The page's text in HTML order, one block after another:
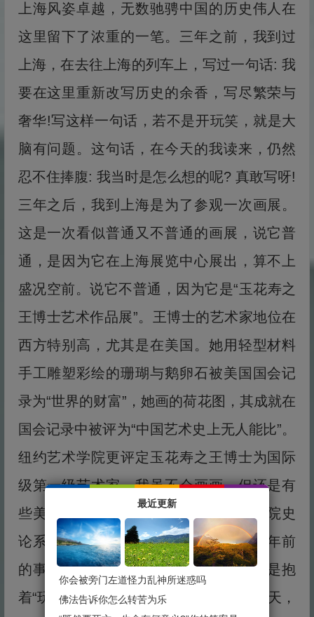
上海风姿卓越，无数驰骋中国的历史伟人在
这里留下了浓重的一笔。三年之前，我到过
上海，在去往上海的列车上，写过一句话: 我
要在这里重新改写历史的余香，写尽繁荣与
奢华!写这样一句话，若不是开玩笑，就是大
脑有问题。这句话，在今天的我读来，仍然
忍不住捧腹: 我当时是怎么想的呢? 真敢写呀!
三年之后，我到上海是为了参观一次画展。
这是一次看似普通又不普通的画展，说它普
通，是因为它在上海展览中心展出，算不上
盛况空前。说它不普通，因为它是“玉花寿之
王博士艺术作品展”。王博士的艺术家地位在
西方特别高，尤其是在美国。她用轻型材料
手工雕塑彩绘的珊瑚与鹅卵石被美国国会记
录为“世界的财富”，她画的荷花图，其成就在
国会记录中被评为“中国艺术史上无人能比”。
纽约艺术学院更评定玉花寿之王博士为国际
级第一级艺术家。我虽不会画画，但还是有
些美术常识，三十年前参加中央美术学院史
论系考试，专业课过关。但毕竟是三十年前
的事了，我现在与画画毫无瓜葛，不过是抱
着“玩”的心态去参加这次画展。画展第一天，
最近更新
你会被旁门左道怪力乱神所迷惑吗
佛法告诉你怎么转苦为乐